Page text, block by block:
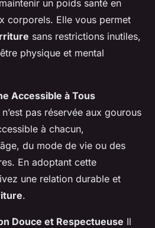
un poids santé en
corporels. Elle vous permet
sans restrictions inutiles,
physique et mental
Accessible à Tous
pas réservée aux gourous
à chacun,
du mode de vie ou des
En adoptant cette
une relation durable et
.
Douce et Respectueuse Il